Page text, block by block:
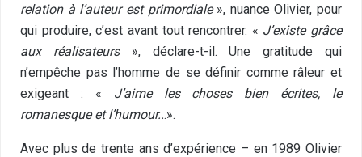
relation à l’auteur est primordiale», nuance Olivier, pour
qui produire, c’est avant tout rencontrer. « J’existe grâce
aux réalisateurs», déclare-t-il. Une gratitude qui
n’empêche pas l’homme de se définir comme râleur et
exigeant : « J’aime les choses bien écrites, le
romanesque et l’humour...».
Avec plus de trente ans d’expérience – en 1989 Olivier